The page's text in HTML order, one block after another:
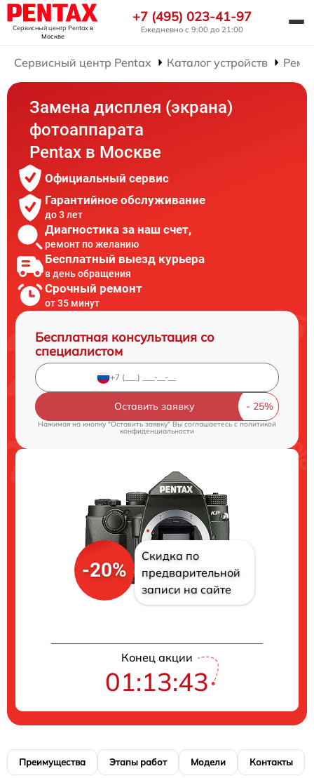
Сервисный центр Pentaxв
Москве
+7 (495) 023-41-97
Ежедневно с 9:00 до 21:00
Сервисный центр Pentax Каталог устройств
Замена дисплея (экрана)
фотоаппарата
Pentax в Москве
Официальный сервис
Гарантийное обслуживание
до 3 лет
Диагностика за наш счет,
ремонт по желанию
Бесплатный выезд курьера
в день обращения
Срочный ремонт
от 35 минут
Бесплатная консультация со
специалистом
Оставить заявку
Нажимая на кнопку "Оставить заявку" Вы соглашаетесь cполитикой
конфиденциальности
-20%
Скидка по
предварительной
записи на сайте
Конец акции
01:13:42
Преимущества Этапы работ Модели Контакты